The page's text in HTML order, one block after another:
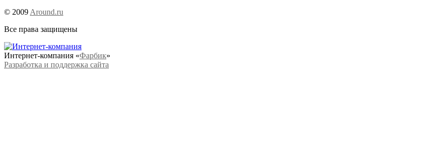
© 2009 Around.ru
Все права защищены
Интернет-компания «Фарбик»
Разработка и поддержка сайта